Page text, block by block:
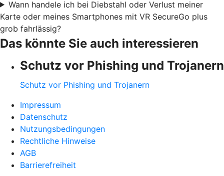
Wann handele ich bei Diebstahl oder Verlust meiner
Karte oder meines Smartphones mit VR SecureGo plus
grob fahrlässig?
Das könnte Sie auch interessieren
Schutz vor Phishing und Trojanern
Schutz vor Phishing und Trojanern
Impressum
Datenschutz
Nutzungsbedingungen
Rechtliche Hinweise
AGB
Barrierefreiheit